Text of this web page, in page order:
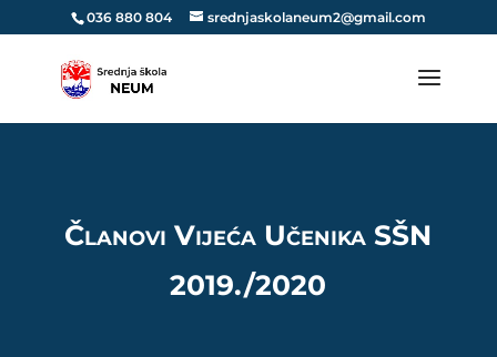
036 880 804 srednjaskolaneum2@gmail.com
Članovi Vijeća Učenika SŠN
2019./2020